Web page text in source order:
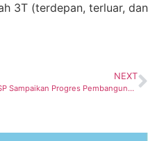
3T (terdepan, terluar, dan
NEXT
JSP Sampaikan Progres Pembangunan PLTGU Jawa I